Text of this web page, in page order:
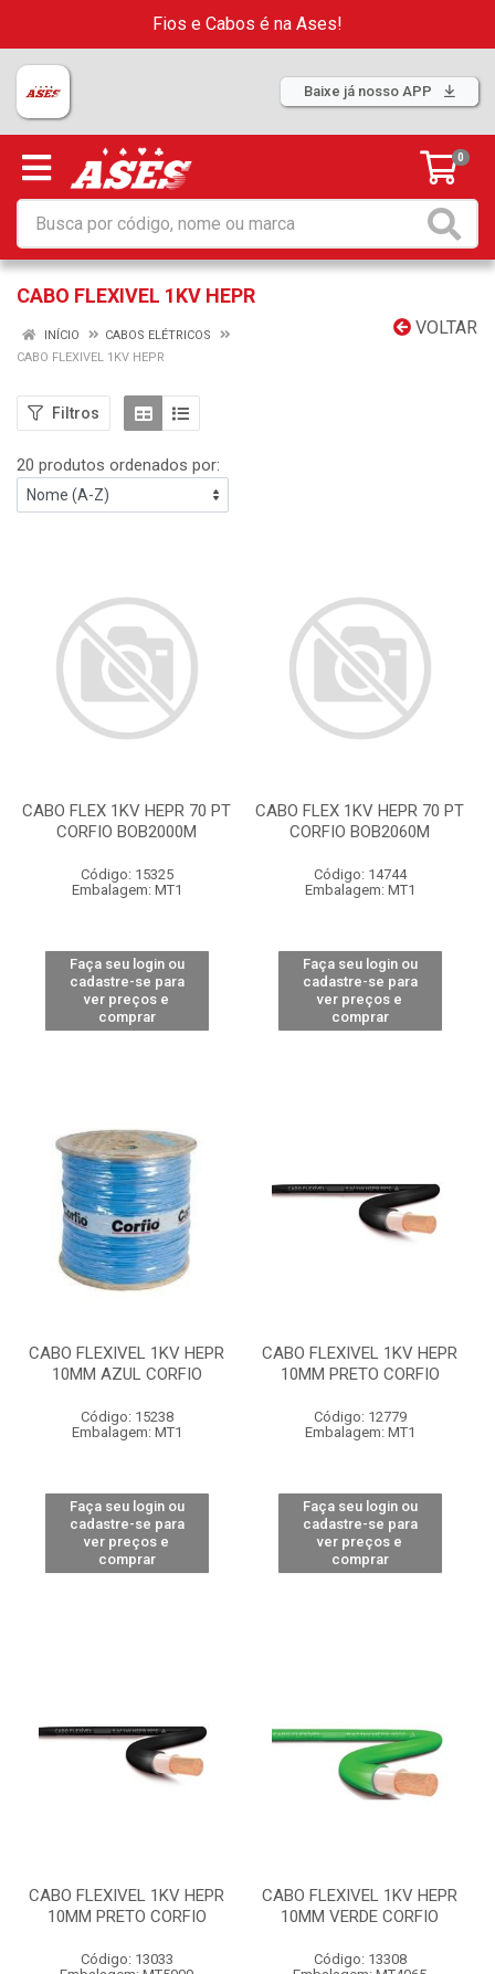
Fios e Cabos é na Ases!
Baixe já nosso APP
0
CABO FLEXIVEL 1KV HEPR
VOLTAR
INÍCIO
CABOS ELÉTRICOS
CABO FLEXIVEL 1KV HEPR
Filtros
20 produtos ordenados por:
CABO FLEX 1KV HEPR 70 PT
CORFIO BOB2000M
Código: 15325
Embalagem: MT1
Faça seu login ou
cadastre-se para
ver preços e
comprar
CABO FLEX 1KV HEPR 70 PT
CORFIO BOB2060M
Código: 14744
Embalagem: MT1
Faça seu login ou
cadastre-se para
ver preços e
comprar
CABO FLEXIVEL 1KV HEPR
10MM AZUL CORFIO
Código: 15238
Embalagem: MT1
Faça seu login ou
cadastre-se para
ver preços e
comprar
CABO FLEXIVEL 1KV HEPR
10MM PRETO CORFIO
Código: 12779
Embalagem: MT1
Faça seu login ou
cadastre-se para
ver preços e
comprar
CABO FLEXIVEL 1KV HEPR
10MM PRETO CORFIO
Código: 13033
CABO FLEXIVEL 1KV HEPR
10MM VERDE CORFIO
Código: 13308